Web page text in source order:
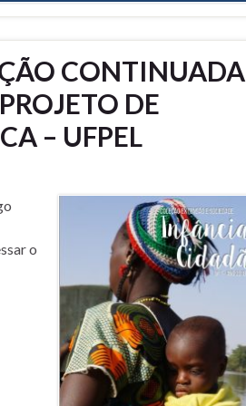
CONTINUADA
DE
– UFPEL
o